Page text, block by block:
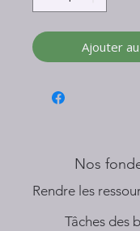
Ajouter
Nos
​Rendre les
Tâches des